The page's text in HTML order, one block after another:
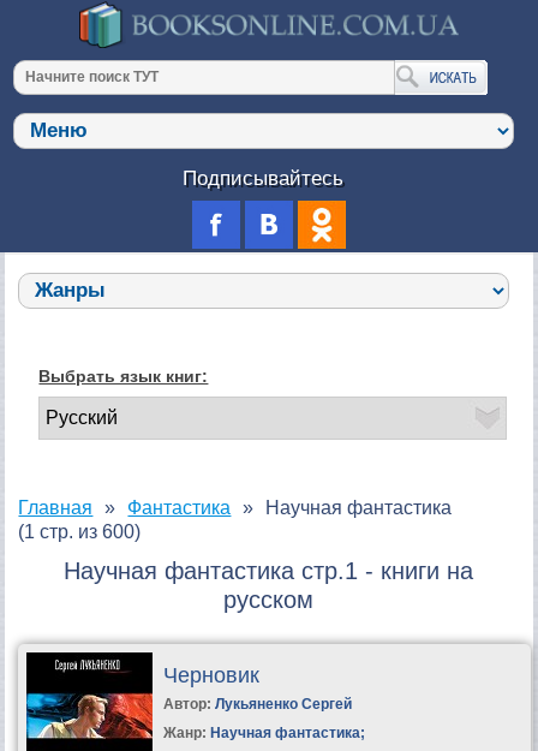
Подписывайтесь
Выбрать язык книг:
Главная Фантастика
Научная фантастика
(1 стр. из 600)
Научная фантастика стр.1 - книги на
русском
Черновик
Автор: Лукьяненко Сергей
Жанр: Научная фантастика;